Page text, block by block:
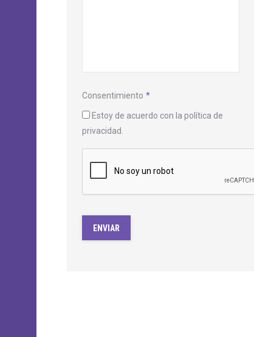
Consentimiento *
Estoy de acuerdo con la política de
privacidad.